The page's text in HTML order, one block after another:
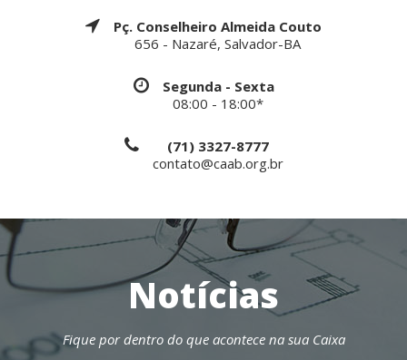
Pç. Conselheiro Almeida Couto
656 - Nazaré, Salvador-BA
Segunda - Sexta
08:00 - 18:00*
(71) 3327-8777
contato@caab.org.br
Notícias
Fique por dentro do que acontece na sua Caixa